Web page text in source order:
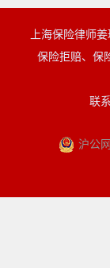
上海保险律师
保险拒赔、保
联
沪公